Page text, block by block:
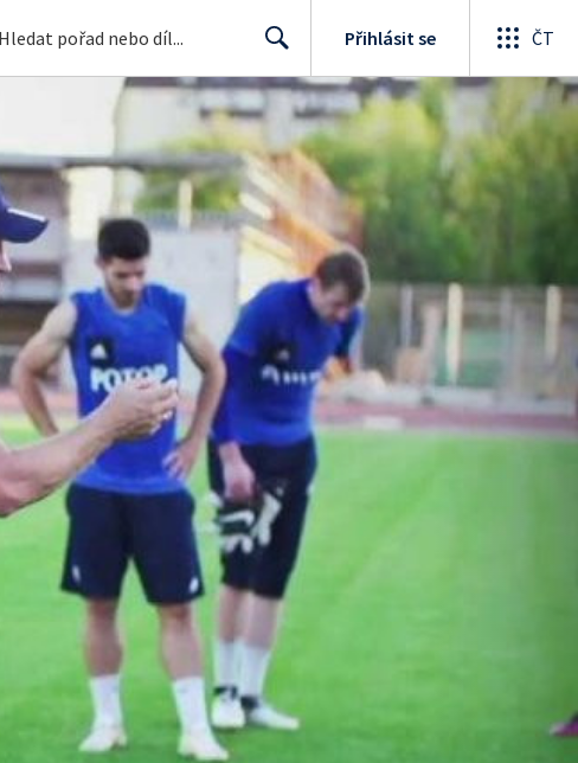
Search
Přihlásit se ČT